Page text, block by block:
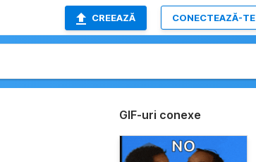
CREEAZĂ CONECTEAZĂ-TE
GIF-uri conexe